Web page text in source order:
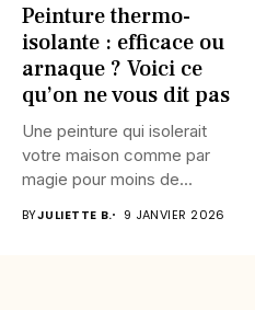
Peinture thermo-
isolante : efficace ou
arnaque ? Voici ce
qu’on ne vous dit pas
Une peinture qui isolerait
votre maison comme par
magie pour moins de...
BYJULIETTE B. 9 JANVIER 2026